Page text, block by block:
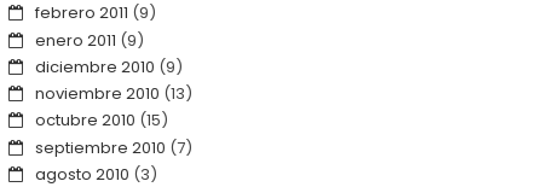
febrero 2011 (9)
enero 2011 (9)
diciembre 2010 (9)
noviembre 2010 (13)
octubre 2010 (15)
septiembre 2010 (7)
agosto 2010 (3)